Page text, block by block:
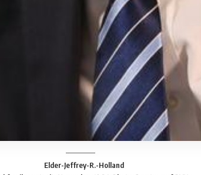
Elder-Jeffrey-R.-Holland